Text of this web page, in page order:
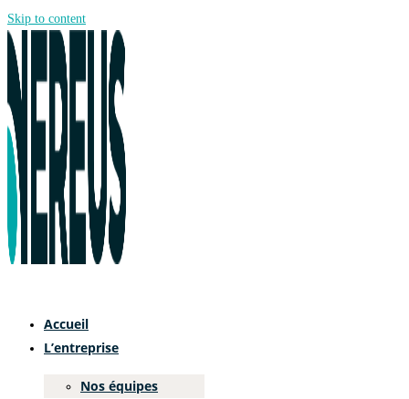
Skip to content
Accueil
L’entreprise
Nos équipes